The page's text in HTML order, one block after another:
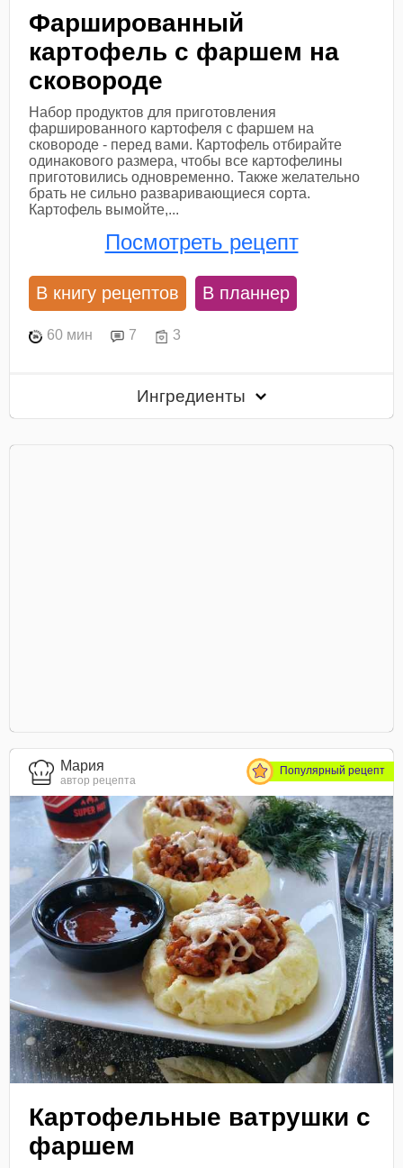
Фаршированный
картофель с фаршем на
сковороде
Набор продуктов для приготовления
фаршированного картофеля с фаршем на
сковороде - перед вами. Картофель отбирайте
одинакового размера, чтобы все картофелины
приготовились одновременно. Также желательно
брать не сильно разваривающиеся сорта.
Картофель вымойте,...
Посмотреть рецепт
В книгу рецептов В планнер
60 мин 7 3
Ингредиенты
Мария
автор рецепта
Популярный рецепт
Картофельные ватрушки с
фаршем